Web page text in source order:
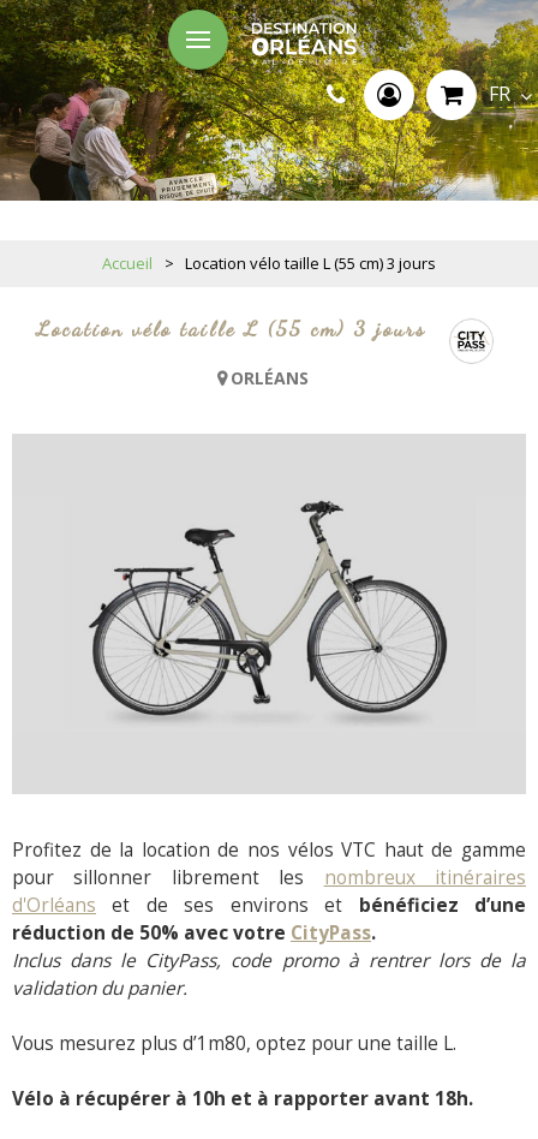
FR
Accueil > Location vélo taille L (55 cm) 3 jours
Location vélo taille L (55 cm) 3 jours
ORLÉANS
Profitez de la location de nos vélos VTC haut de gamme
pour sillonner librement les nombreux itinéraires
d'Orléans et de ses environs et bénéficiez d’une
réduction de 50% avec votre CityPass.
​Inclus dans le CityPass, code promo à rentrer lors de la
validation du panier.
Vous mesurez plus d’1m80, optez pour une taille L.
Vélo à récupérer à 10h et à rapporter avant 18h.